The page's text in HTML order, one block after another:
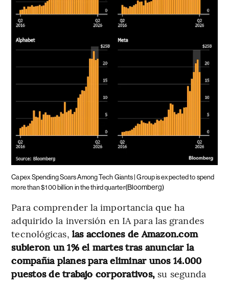
Capex Spending Soars Among Tech Giants | Group is expected to spend
more than $100 billion in the third quarter(Bloomberg)
Para comprender la importancia que ha
adquirido la inversión en IA para las grandes
tecnológicas, las acciones de Amazon.com
subieron un 1% el martes tras anunciar la
compañía planes para eliminar unos 14.000
puestos de trabajo corporativos, su segunda